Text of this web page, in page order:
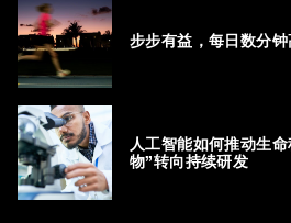
步步有益，每日数分
人工智能如何推动生
物”转向持续研发